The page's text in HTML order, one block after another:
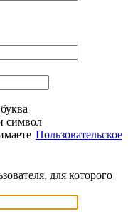
символ
Пользовательское
для которого